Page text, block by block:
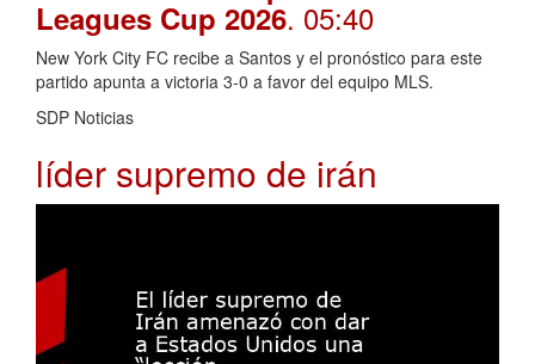
Leagues Cup 2026. 05:40
New York City FC recibe a Santos y el pronóstico para este
partido apunta a victoria 3-0 a favor del equipo MLS.
SDP Noticias
líder supremo de irán